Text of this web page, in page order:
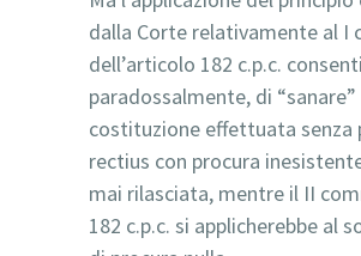
dalla Corte relativamente al I
dell’articolo 182 c.p.c.
paradossalmente, di “sanare”
costituzione effettuata senza
rectius con procura
mai rilasciata, mentre il II
182 c.p.c. si applicherebbe al